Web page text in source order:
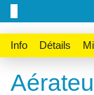
Info Détails